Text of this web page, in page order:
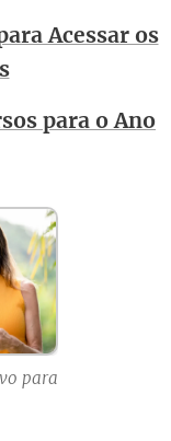
Acessar os
para o Ano
para